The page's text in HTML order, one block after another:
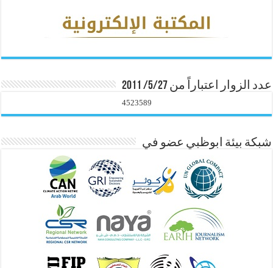
عدد الزوار اعتباراً من 5/27/ 2011
4523589
شبكة بيئة ابوظبي عضو في